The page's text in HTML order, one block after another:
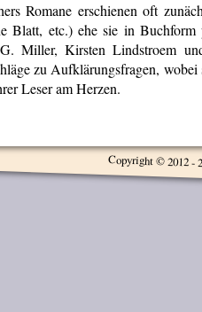
Romane erschienen oft
Blatt, etc.) ehe sie in
Miller, Kirsten Lindstroem
zu Aufklärungsfragen,
Leser am Herzen.
Copyright © 2012 -